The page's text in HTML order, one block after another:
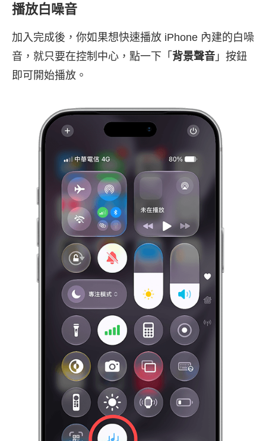
播放白噪音
加入完成後，你如果想快速播放 iPhone 內建的白噪
音，就只要在控制中心，點一下「 背景聲音 」按鈕
即可開始播放。